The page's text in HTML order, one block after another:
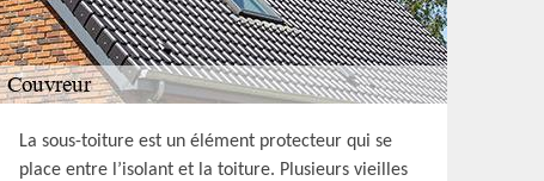
La sous-toiture est un élément protecteur qui se
place entre l’isolant et la toiture. Plusieurs vieilles